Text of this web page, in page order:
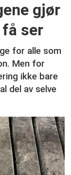
gjør
ser
for alle som
Men for
ikke bare
del av selve